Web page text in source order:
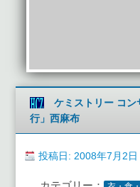
ケミストリー コ
行」西麻布
投稿日: 2008年7月2日